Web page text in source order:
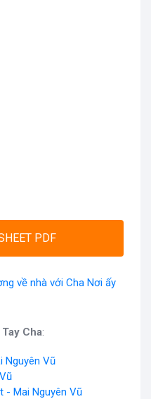
PDF
về nhà với Cha Nơi ấy
Cha:
Nguyên Vũ
- Mai Nguyên Vũ